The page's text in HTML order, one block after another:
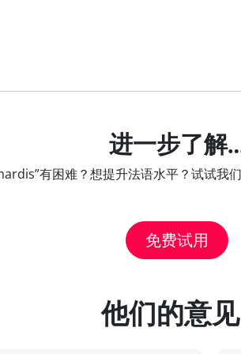
进一步了解
有困难？想提升法语水平？试试我
免费试用
他们的意